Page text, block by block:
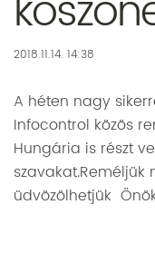
2018.11.14. 14:38
A héten nagy
Infocontrol közös
Hungária is részt
üdvözölhetjük